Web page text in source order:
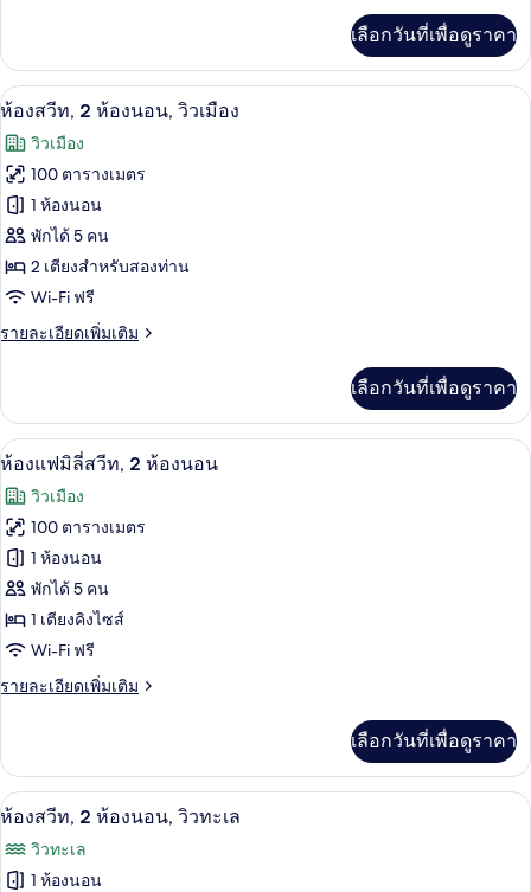
เมือง
เกี่ยว
กับ
ห้อง
ท,
ห้อง
นอน
เลือกวันที่เพื่อดูราคา
เปิด
ภาพถ่าย
ทั้งหมด
ของ
ห้อง
สวีท,
2
ห้อง
วิว
เมือง
เครื่องนอนระดับพรีเมียม, เตียงพร้อม
6
ห้องสวีท, 2 ห้องนอน, วิวเมือง
วิวเมือง
100 ตารางเมตร
1 ห้องนอน
พักได้ 5 คน
2 เตียงสำหรับสองท่าน
Wi-Fi ฟรี
รายละเอียดเพิ่มเติม
ราย
เกี่ยว
กับ
ห้อง
ท,
2
ห้อง
นอน,
วิว
เมือง
เลือกวันที่เพื่อดูราคา
เปิด
ภาพถ่าย
ทั้งหมด
ของ
ห้อง
แฟ
มิ
ลี่
2
ห้อง
นอน
ห้องแฟมิลี่สวีท, 2 ห้องนอน | เครื่องน
6
ห้องแฟมิลี่สวีท, 2 ห้องนอน
วิวเมือง
100 ตารางเมตร
1 ห้องนอน
พักได้ 5 คน
1 เตียงคิงไซส์
Wi-Fi ฟรี
รายละเอียดเพิ่มเติม
ราย
เกี่ยว
กับ
ห้อง
มิ
ลี่
เลือกวันที่เพื่อดูราคา
เปิด
ภาพถ่าย
ทั้งหมด
เครื่องนอนระดับพรีเมียม, เตียงพร้อม
6
ห้องสวีท, 2 ห้องนอน, วิวทะเล
วิวทะเล
1 ห้องนอน